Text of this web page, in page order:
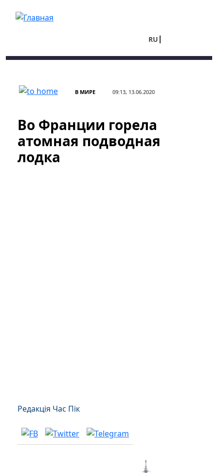
RU
В МИРЕ 09:13, 13.06.2020
Во Франции горела
атомная подводная
лодка
Редакція Час Пік